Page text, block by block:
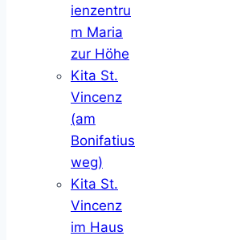
ienzentru
m Maria
zur Höhe
Kita St.
Vincenz
(am
Bonifatius
weg)
Kita St.
Vincenz
im Haus